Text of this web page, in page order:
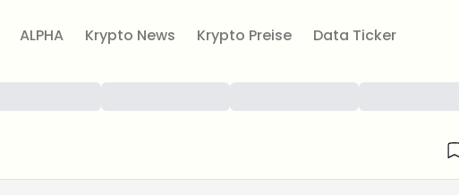
ALPHA Krypto News Krypto Preise Data Ticker